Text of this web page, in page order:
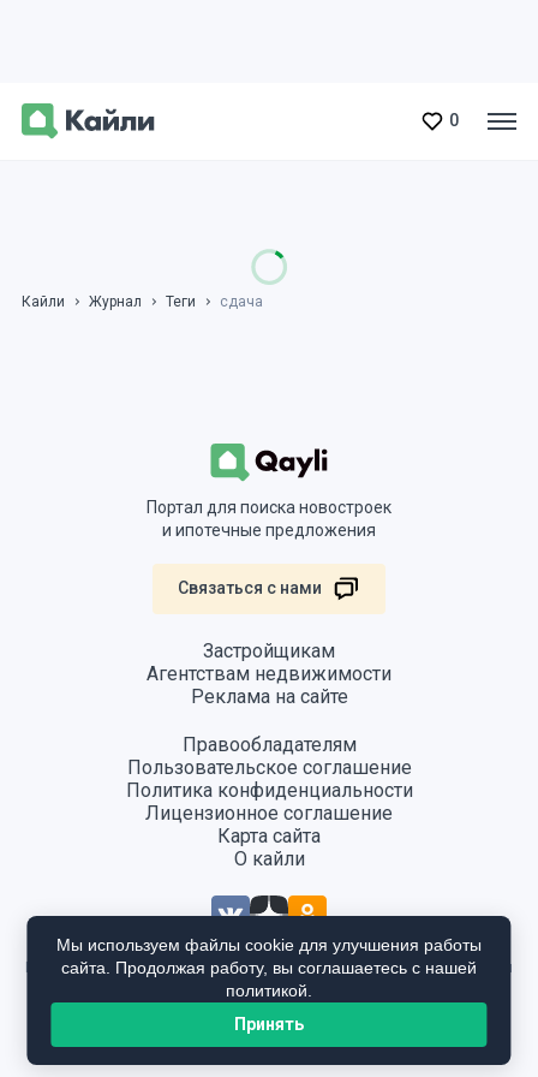
0
Кайли Журнал Теги сдача
Портал для поиска новостроек
и ипотечные предложения
Связаться с нами
Застройщикам
Агентствам недвижимости
Реклама на сайте
Правообладателям
Пользовательское соглашение
Политика конфиденциальности
Лицензионное соглашение
Карта сайта
О кайли
Информация, размещенная на сайте, не является публичной офертой
и предоставляется в ознакомительных целях. Для получения
подробной информации общайтесь в отдел продаж застройщика.
Мы используем файлы cookie для улучшения работы
сайта. Продолжая работу, вы соглашаетесь с нашей
политикой.
Принять